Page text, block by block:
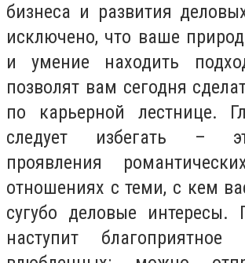
бизнеса и развития
исключено, что ваше
и умение находить
позволят вам сегодня
по карьерной лестнице.
следует избегать –
проявления
отношениях с теми, с кем
сугубо деловые интересы.
наступит